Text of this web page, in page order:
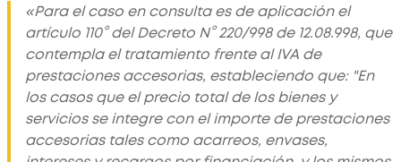
«Para el caso en consulta es de aplicación el
artículo 110° del Decreto N° 220/998 de 12.08.998, que
contempla el tratamiento frente al IVA de
prestaciones accesorias, estableciendo que: "En
los casos que el precio total de los bienes y
servicios se integre con el importe de prestaciones
accesorias tales como acarreos, envases,